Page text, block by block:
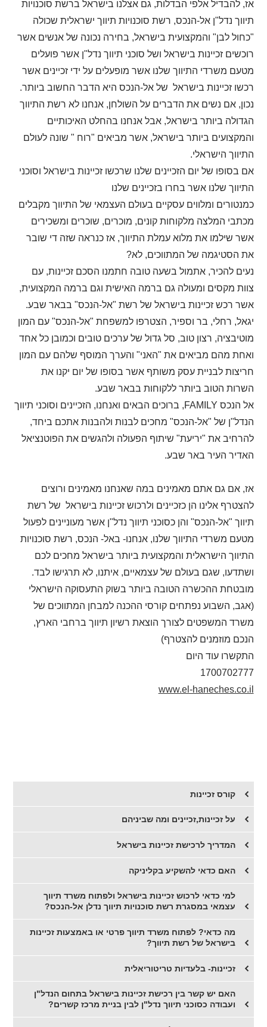
אז, להבדיל אלפי הבדלות, גם אצלנו בישראל ברשת סוכנויות
תיווך נדל"ן אל-הנכס, רשת סוכנויות תיווך ישראלית שכולה
"כחול לבן" והמקצועית בישראל, בחירה נכונה של אנשים אשר
רוכשים זכיינות בישראל ושל סוכני תיווך נדל"ן אשר פועלים
מטעם משרדי התיווך שלנו אשר מופעלים על ידי זכיינים אשר
רכשו זכיינות בישראל של אל-הנכס היא הדבר החשוב ביותר.
נכון, אם נשים את הדברים על השולחן, אנחנו לא רשת התיווך
הגדולה ביותר בישראל, אבל אנחנו בהחלט האיכותיים
והמקצועים ביותר בישראל, אשר מביאים "רוח " שונה לעולם
התיווך הישראלי.
אם בסופו של יום הזכיינים שלנו שרכשו זכיינות בישראל וסוכני
התיווך שלנו אשר בחרו בזכיינים שלנו
כמנטורים ומלווים עסקיים בעולם העצמאי של התיווך מקבלים
מכתבי המלצה מלקוחות קונים, מוכרים, שוכרים ומשכירים
אשר שילמו את מלוא עמלת התיווך, אז כנראה שזה די שובר
את הסטיגמה של המתווכים, לא?
נעים להכיר, אתמול בשעה טובה חתמנו הסכם זכיינות, עם
צוות מקסים ומעולה גם ברמה האישית וגם ברמה המקצועית,
אשר רכש זכיינות בישראל של רשת "אל-הנכס" בבאר שבע.
יגאל, רחלי, בר וספיר, הצטרפו למשפחת "אל-הנכס" עם המון
מוטיבציה, רצון טוב, סל גדול של ערכים טובים וכמובן כל אחד
ואחת מהם מביאים את "האני" והערך המוסף שלהם עם המון
חריצות לבניית עסק משותף אשר בסופו של יום יקנו את
השרות הטוב ביותר ללקוחות בבאר שבע.
אל הנכס FAMILY, ברוכים הבאים ואנחנו, הזכיינים וסוכני תיווך
הנדל"ן של "אל-הנכס" מחכים לבנות ולהבנות אתכם ביחד,
להרחיב את "יריעת" שיתוף הפעולה ולהגשים את הפוטנציאל
האדיר העיר באר שבע.
אז, אם גם אתם מאמינים במה שאנחנו מאמינים ורוצים
להצטרף אלינו הן כזכיינים ולרכוש זכיינות בישראל של רשת
תיווך "אל-הנכס" והן כסוכני תיווך נדל"ן אשר מעוניינים לפעול
מטעם משרדי התיווך שלנו, אנחנו- באל- הנכס, רשת סוכנויות
התיווך הישראלית והמקצועית ביותר בישראל מחכים לכם
ושתדעו, שגם בעולם של עצמאיים, איתנו, לא תרגישו לבד.
מובטחת ההכשרה הטובה ביותר בשוק התעסוקה הישראלי
(אגב, השבוע נפתחים קורסי ההכנה למבחן המתווכים של
משרד המשפטים לצורך הוצאת רשיון תיווך ברחבי הארץ,
הנכם מוזמנים להצטרף)
התקשרו עוד היום
1700702777
www.el-haneches.co.il
קורס זכיינות
על זכיינות,זכיינים ומה שביניהם
המדריך לרכישת זכיינות בישראל
האם כדאי להשקיע בקליניקה
​למי כדאי לרכוש זכיינות בישראל ולפתוח משרד תיווך
עצמאי במסגרת רשת סוכנויות תיווך נדלן אל-הנכס?
​מה כדאי? לפתוח משרד תיווך פרטי או באמצעות זכיינות
בישראל של רשת תיווך?
זכיינות- בלעדיות טריטוריאלית
האם יש קשר בין רכישת זכיינות בישראל בתחום הנדל"ן
ועבודה כסוכני תיווך נדל"ן לבין בניית מרכז קשרים?